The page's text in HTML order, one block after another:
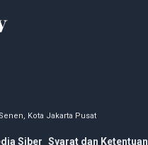
Kota Jakarta Pusat
Siber Syarat dan Ketentuan